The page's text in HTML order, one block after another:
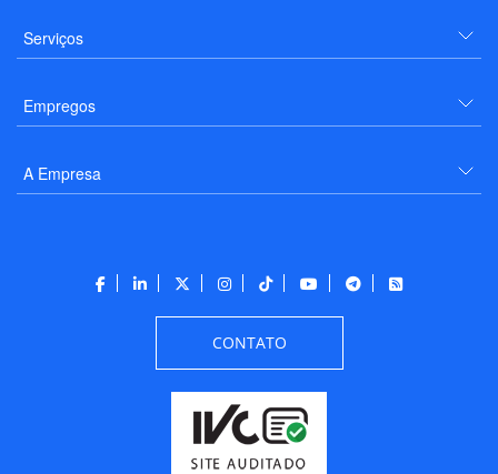
Serviços
Empregos
A Empresa
CONTATO